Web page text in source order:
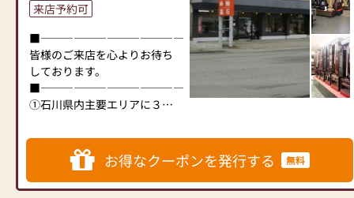
来店予約可
■―――――――――――――――――――――――――――■
皆様のご来店を心よりお待ち
しております。
■―――――――――――――――――――――――――――■
①石川県内主要エリアに３ヶ
金沢市：金沢示野店 金沢
市示野中町1-10
白山市：松任店 白山
市宮丸町1693
お得なクーポンを発行する 無料